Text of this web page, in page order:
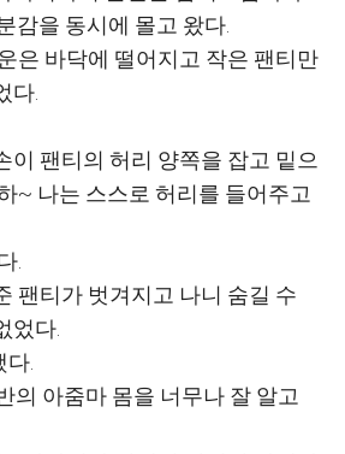
감을 동시에 몰고 왔다.
은 바닥에 떨어지고 작은 팬티만
다.
이 팬티의 허리 양쪽을 잡고 밑으
~ 나는 스스로 허리를 들어주고
.
팬티가 벗겨지고 나니 숨길 수
었다.
.
의 아줌마 몸을 너무나 잘 알고